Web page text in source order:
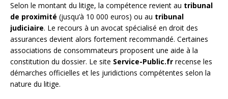
Selon le montant du litige, la compétence revient au tribunal
de proximité (jusqu’à 10 000 euros) ou au tribunal
judiciaire. Le recours à un avocat spécialisé en droit des
assurances devient alors fortement recommandé. Certaines
associations de consommateurs proposent une aide à la
constitution du dossier. Le site Service-Public.fr recense les
démarches officielles et les juridictions compétentes selon la
nature du litige.